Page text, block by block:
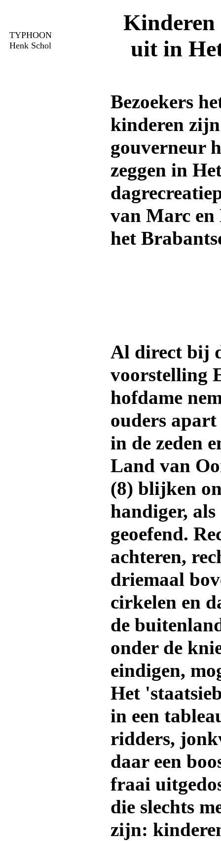
TYPHOON
Henk Schol
Kinderen
uit in
Bezoekers
kinderen
gouverneur
zeggen in
van Marc
het
Al direct bij
voorstelling
hofdame
ouders
in de zeden
Land van
(8) blijken
handiger,
geoefend.
achteren,
driemaal
cirkelen en
de
onder de
eindigen,
Het
in een
ridders,
daar een
fraai
die slechts
zijn: